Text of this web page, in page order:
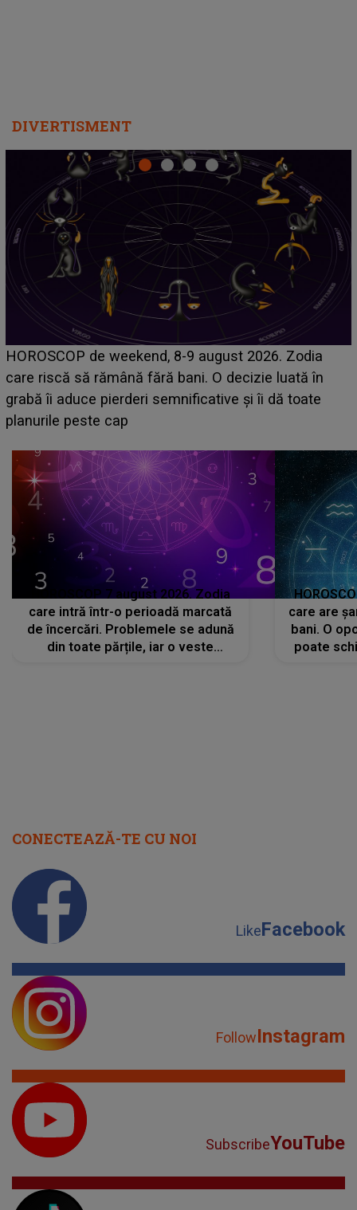
DIVERTISMENT
Emanuel a ținut ACEST DETALIU ASCUNS până
acum! În fața Alexandrei, concurentul din Casa Iubirii
face o MĂRTURISIRE NEAȘTEPTATĂ despre mama
sa: "I-am spus și ei în față, eu nu te iubesc pentru
HOROSCOP 7 august 2026. Zodia
care intră într-o perioadă marcată
de încercări. Problemele se adună
din toate părțile, iar o veste
care are
bani. O
poate
CONECTEAZĂ-TE CU NOI
LikeFacebook
FollowInstagram
SubscribeYouTube